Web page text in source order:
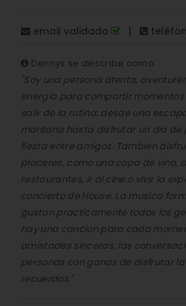
email validado |
Dennys se describe como:
"Soy una persona atenta,
energia para compartir
salir de la rutina: desde una
montana hasta disfrutar un dia de
fiesta entre amigos. Tambien
placeres, como una copa de vino,
restaurantes, ir al cine o vivir la
concierto de House. La musica
gustan practicamente todos los
hay una cancion para cada
amistades sinceras, las
personas con ganas de disfrutar
recuerdos."